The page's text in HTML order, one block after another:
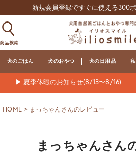
新規会員登録ですぐに使える300
犬のごはん 犬のおやつ 犬の日用品
▶ 夏季休暇のお知らせ(8/13〜8/16)
HOME まっちゃんさんのレビュー
まっちゃんさん